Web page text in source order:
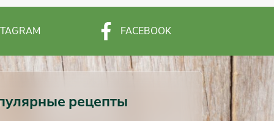
FACEBOOK
рецепты